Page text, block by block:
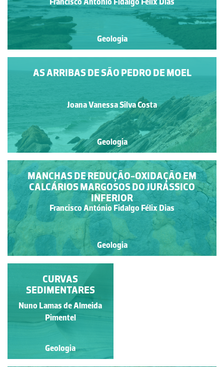
Geologia
AS ARRIBAS DE SÃO PEDRO DE MOEL
Joana Vanessa Silva Costa
Geologia
MANCHAS DE REDUÇÃO-OXIDAÇÃO EM
CALCÁRIOS MARGOSOS DO JURÁSSICO
INFERIOR
Francisco António Fidalgo Félix Dias
Geologia
DACTYLIOCERAS
SEMICELATUM
Francisco António Fidalgo
Félix Dias
Geologia
CURVAS
SEDIMENTARES
Nuno Lamas de Almeida
Pimentel
Geologia